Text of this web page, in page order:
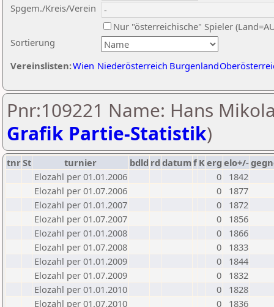
Sortierung
Spgem./Kreis/Verein
Nur "österreichische" Spieler
Vereinslisten:Wien Niederösterreich Burgenland
Pnr:109221 Name: Hans
Grafik Partie-Statistik)
tnrSt turnier bdld rd datumf Kerg elo+/-
Elozahl per 01.01.2006
0
1842
Elozahl per 01.07.2006
0
1877
Elozahl per 01.01.2007
0
1872
Elozahl per 01.07.2007
0
1856
Elozahl per 01.01.2008
0
1866
Elozahl per 01.07.2008
0
1833
Elozahl per 01.01.2009
0
1844
Elozahl per 01.07.2009
0
1832
Elozahl per 01.01.2010
0
1828
Elozahl per 01.07.2010
0
1836